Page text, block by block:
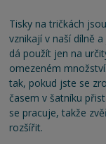
Tisky na tričkách
vznikají v naší dílně
dá použít jen na
omezeném
tak, pokud jste se
časem v šatníku
se pracuje, takže
rozšířit.